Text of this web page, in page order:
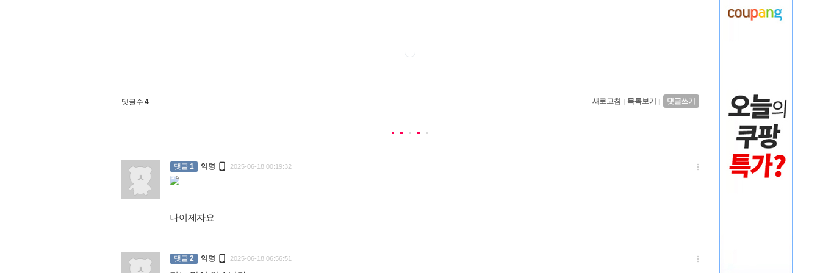
댓글수4 새로고침 | 목록보기 | 댓글쓰기
댓글1 익명  2025-06-18 00:19:32
나이제자요

댓글2 익명  2025-06-18 06:56:51 